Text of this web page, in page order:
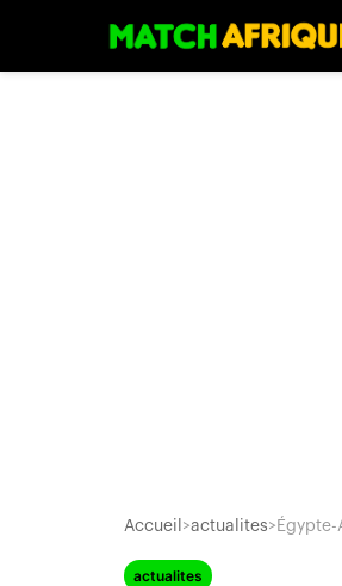
Accueil >actualites>
actualites